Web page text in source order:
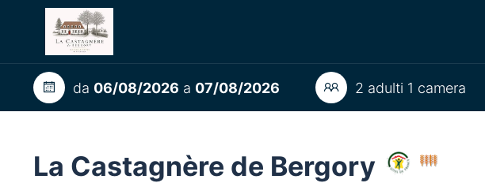
da 06/08/2026 a 07/08/2026 2 adulti 1 camera
La Castagnère de Bergory